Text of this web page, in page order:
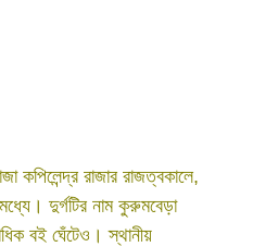
কপিলেন্দ্র রাজার রাজত্বকালে,
দুর্গটির নাম কুরুমবেড়া
বই ঘেঁটেও। স্থানীয়